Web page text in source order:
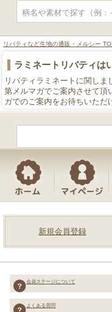
リバティなど生地の通販・メルシー
ラミネートリバティは
リバティラミネートに関し
第メルマガでご案内させて頂
ガでのご案内をお待ちいただ
新規会員登録
会員ステージについて
よくある質問